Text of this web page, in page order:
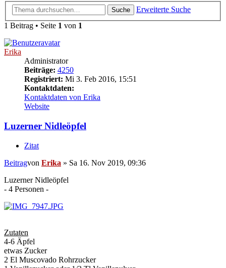
Suche
Erweiterte Suche
1 Beitrag • Seite 1 von 1
Erika
Administrator
Beiträge: 4250
Registriert: Mi 3. Feb 2016, 15:51
Kontaktdaten:
Kontaktdaten von Erika
Website
Luzerner Nidleöpfel
Zitat
Beitragvon Erika » Sa 16. Nov 2019, 09:36
Luzerner Nidleöpfel
- 4 Personen -
Zutaten
4-6 Äpfel
etwas Zucker
2 El Muscovado Rohrzucker